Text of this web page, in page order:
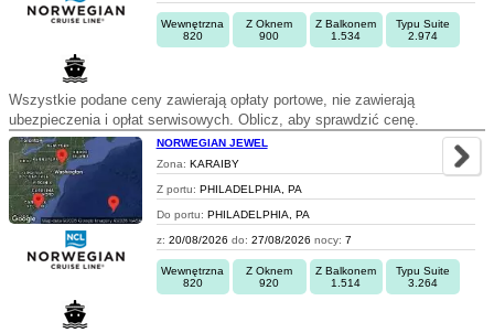
Wewnętrzna
820
Z Oknem
900
Z Balkonem
1.534
Typu Suite
2.974
Wszystkie podane ceny zawierają opłaty portowe, nie zawierają
ubezpieczenia i opłat serwisowych. Oblicz, aby sprawdzić cenę.
NORWEGIAN JEWEL
Zona: KARAIBY
Z portu: PHILADELPHIA, PA
Do portu: PHILADELPHIA, PA
z: 20/08/2026 do: 27/08/2026 nocy: 7
Wewnętrzna
820
Z Oknem
920
Z Balkonem
1.514
Typu Suite
3.264